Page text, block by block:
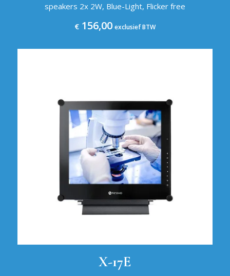
speakers 2x 2W, Blue-Light, Flicker free
€156,00 exclusief BTW
X-17E